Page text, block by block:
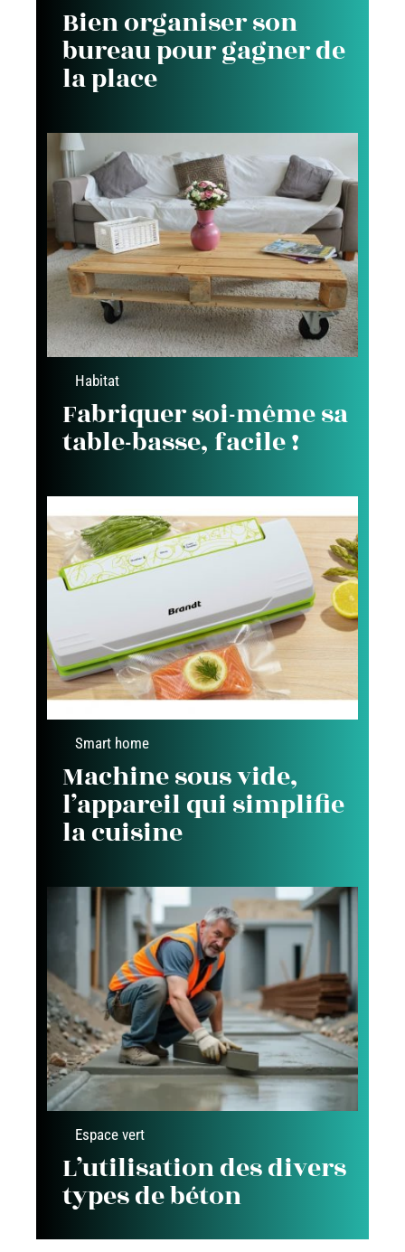
Bien organiser son
bureau pour gagner de
la place
Habitat
Fabriquer soi-même sa
table-basse, facile !
Smart home
Machine sous vide,
l’appareil qui simplifie
la cuisine
Espace vert
L’utilisation des divers
types de béton